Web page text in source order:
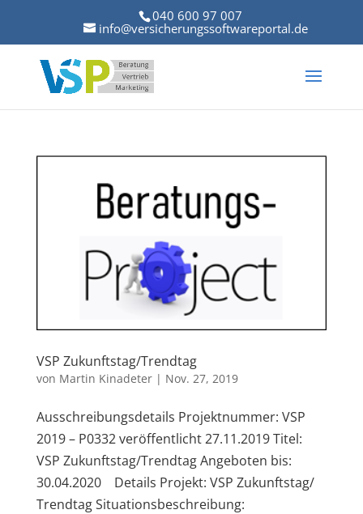
040 600 97 007
info@versicherungssoftwareportal.de
VSP Zukunftstag/Trendtag
von Martin Kinadeter| Nov. 27, 2019
Ausschreibungsdetails Projektnummer: VSP
2019 – P0332 veröffentlicht 27.11.2019 Titel:
VSP Zukunftstag/Trendtag Angeboten bis:
30.04.2020 Details Projekt: VSP Zukunftstag/
Trendtag Situationsbeschreibung: